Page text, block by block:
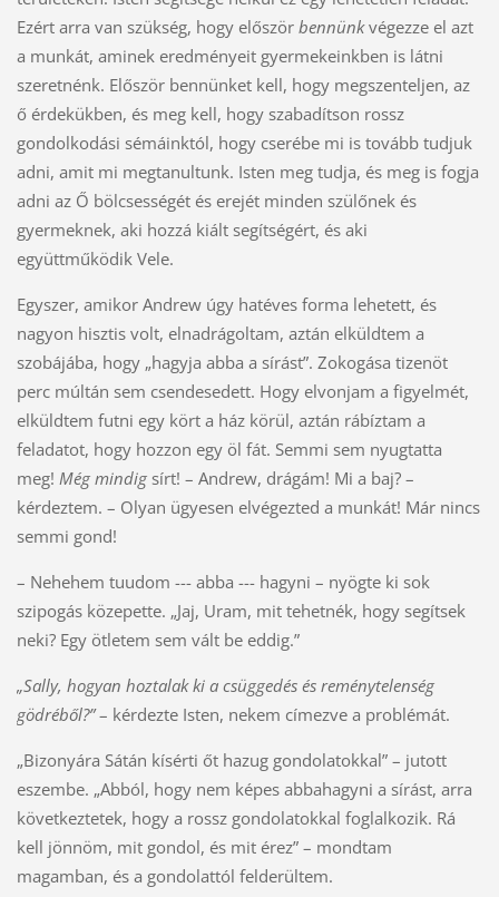
Ezért arra van szükség, hogy először bennünkvégezze el azt
a munkát, aminek eredményeit gyermekeinkben is látni
szeretnénk. Először bennünket kell, hogy megszenteljen, az
ő érdekükben, és meg kell, hogy szabadítson rossz
gondolkodási sémáinktól, hogy cserébe mi is tovább tudjuk
adni, amit mi megtanultunk. Isten meg tudja, és meg is fogja
adni az Ő bölcsességét és erejét minden szülőnek és
gyermeknek, aki hozzá kiált segítségért, és aki
együttműködik Vele.
Egyszer, amikor Andrew úgy hatéves forma lehetett, és
nagyon hisztis volt, elnadrágoltam, aztán elküldtem a
szobájába, hogy „hagyja abba a sírást”. Zokogása tizenöt
perc múltán sem csendesedett. Hogy elvonjam a figyelmét,
elküldtem futni egy kört a ház körül, aztán rábíztam a
feladatot, hogy hozzon egy öl fát. Semmi sem nyugtatta
meg! Még mindigsírt! – Andrew, drágám! Mi a baj? –
kérdeztem. – Olyan ügyesen elvégezted a munkát! Már nincs
semmi gond!
– Nehehem tuudom --- abba --- hagyni – nyögte ki sok
szipogás közepette. „Jaj, Uram, mit tehetnék, hogy segítsek
neki? Egy ötletem sem vált be eddig.”
„Sally, hogyan hoztalak ki a csüggedés és reménytelenség
gödréből?”– kérdezte Isten, nekem címezve a problémát.
„Bizonyára Sátán kísérti őt hazug gondolatokkal” – jutott
eszembe. „Abból, hogy nem képes abbahagyni a sírást, arra
következtetek, hogy a rossz gondolatokkal foglalkozik. Rá
kell jönnöm, mit gondol, és mit érez” – mondtam
magamban, és a gondolattól felderültem.